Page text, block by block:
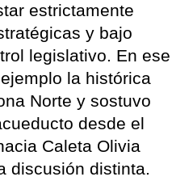
estrictamente
y bajo
legislativo. En ese
la histórica
Norte y sostuvo
desde el
Caleta Olivia
discusión distinta.